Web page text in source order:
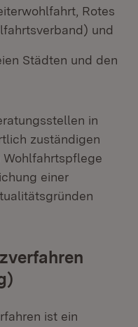
Rotes
und
Städten und den
in
zuständigen
Wohlfahrtspflege
einer
ist ein